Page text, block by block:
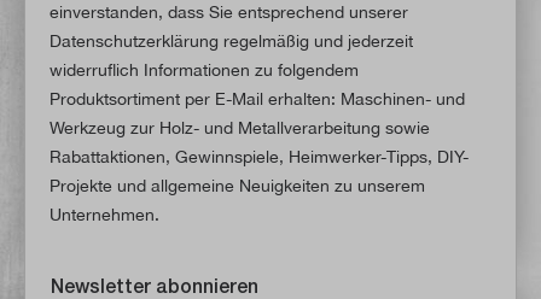
einverstanden, dass Sie entsprechend unserer
Datenschutzerklärung regelmäßig und jederzeit
widerruflich Informationen zu folgendem
Produktsortiment per E-Mail erhalten: Maschinen- und
Werkzeug zur Holz- und Metallverarbeitung sowie
Rabattaktionen, Gewinnspiele, Heimwerker-Tipps, DIY-
Projekte und allgemeine Neuigkeiten zu unserem
Unternehmen.
Newsletter abonnieren